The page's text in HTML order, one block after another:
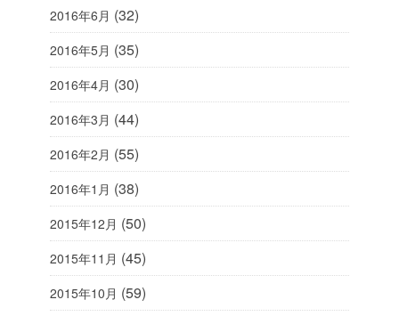
2016年6月 (32)
2016年5月 (35)
2016年4月 (30)
2016年3月 (44)
2016年2月 (55)
2016年1月 (38)
2015年12月 (50)
2015年11月 (45)
2015年10月 (59)